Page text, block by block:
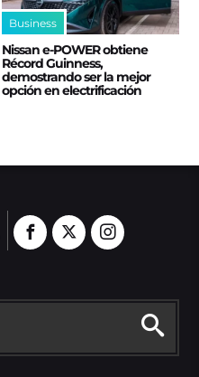
Business
Nissan e‑POWER obtiene
Récord Guinness,
demostrando ser la mejor
opción en electrificación